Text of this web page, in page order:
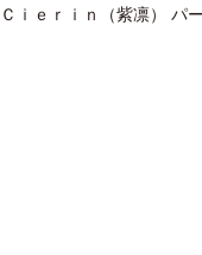
Ｃｉｅｒｉｎ（紫凛） パ